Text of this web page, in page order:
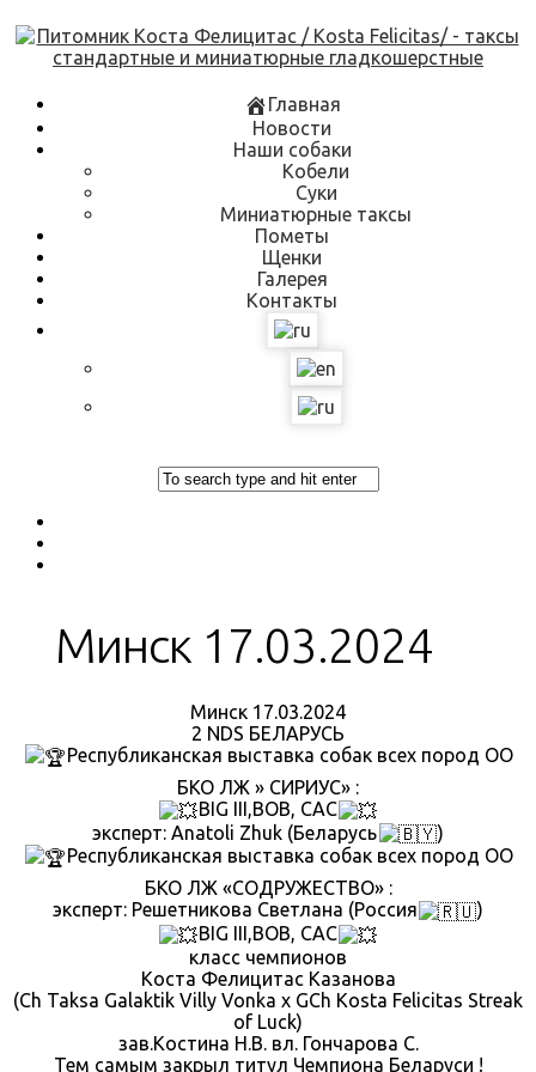
Skip
to
content
Главная
Новости
Наши собаки
Кобели
Суки
Миниатюрные таксы
Пометы
Щенки
Галерея
Контакты
Минск 17.03.2024
Минск 17.03.2024
2 NDS БЕЛАРУСЬ
Республиканская выставка собак всех пород ОО
БКО ЛЖ » СИРИУС» :
BIG III,BOB, CAC
эксперт: Anatoli Zhuk (Беларусь
)
Республиканская выставка собак всех пород ОО
БКО ЛЖ «СОДРУЖЕСТВО» :
эксперт: Решетникова Светлана (Россия
)
BIG III,BOB, CAC
класс чемпионов
Коста Фелицитас Казанова
(Ch Taksa Galaktik Villy Vonka х GCh Kosta Felicitas Streak
of Luck)
зав.Костина Н.В. вл. Гончарова С.
Тем самым закрыл титул Чемпиона Беларуси !